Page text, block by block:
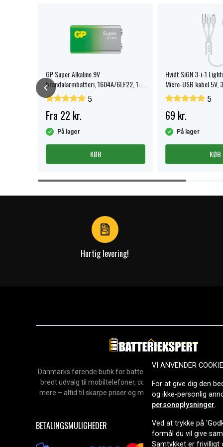
GP Super Alkaline 9V
brandalarmbatteri, 1604A/6LF22, 1-
pak.
5
Fra 22 kr.
På lager
KØB
Hvidt SiGN 3-i-1
Micro-USB kabel 5V,
5
69 kr.
På lager
KØB
Item
Hurtig levering!
Danmarks førende butik for batterier, opladere og
bredt udvalg til mobiltelefoner, computere, værktøj,
mere – altid til skarpe priser og med hurtig levering.
2006.
BETALINGSMULIGHEDER
VI ANVENDER
For at give dig den
og ikke-personlig
personoplysninger.
Ved at trykke på
formål du vil give
Samtykket er frivilligt